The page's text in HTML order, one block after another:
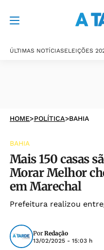
ÚLTIMAS NOTÍCIASELEIÇÕES
HOME>POLÍTICA>BAHIA
BAHIA
Mais 150 casas
Morar Melhor
em Marechal
Prefeitura realizou
Por Redação
13/02/2025 - 15:03 h